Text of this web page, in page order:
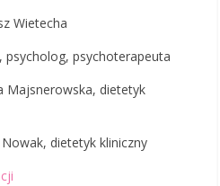
Wietecha
psycholog, psychoterapeuta
Majsnerowska, dietetyk
dietetyk kliniczny